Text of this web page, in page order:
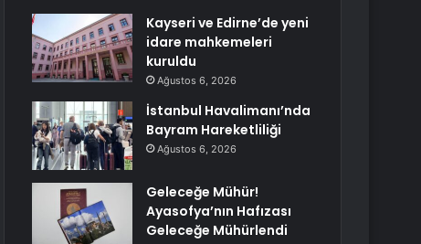
Kayseri ve Edirne’de yeni
idare mahkemeleri
kuruldu
Ağustos 6, 2026
İstanbul Havalimanı’nda
Bayram Hareketliliği
Ağustos 6, 2026
Geleceğe Mühür!
Ayasofya’nın Hafızası
Geleceğe Mühürlendi